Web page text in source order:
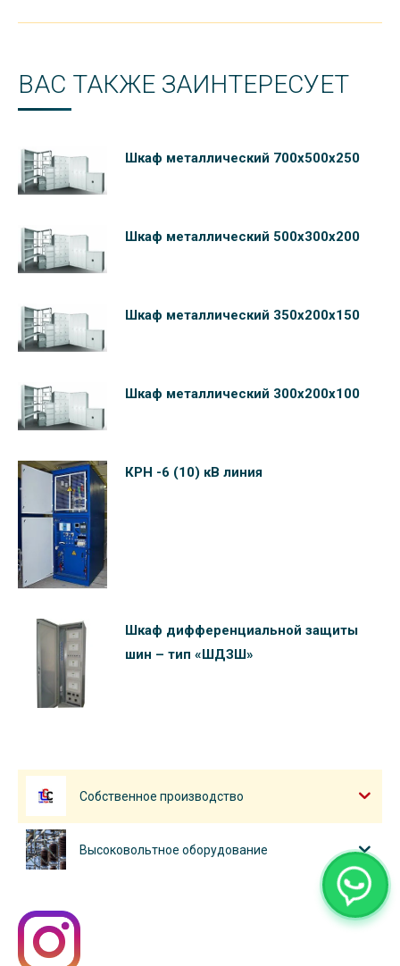
ВАС ТАКЖЕ ЗАИНТЕРЕСУЕТ
Шкаф металлический 700х500х250
Шкаф металлический 500х300х200
Шкаф металлический 350х200х150
Шкаф металлический 300х200х100
КРН -6 (10) кВ линия
Шкаф дифференциальной защиты
шин – тип «ШДЗШ»
Собственное производство
Высоковольтное оборудование